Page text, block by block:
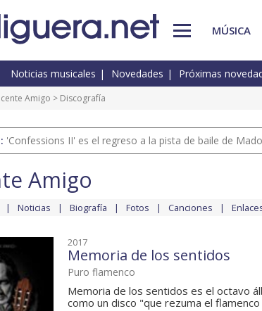
MÚSICA
Noticias musicales Novedades Próximas
Amigo > Discografía
'Confessions II' es el regreso a la pista de baile de
Amigo
Noticias Biografía Fotos Canciones
2017
Memoria de los sentidos
Puro flamenco
Memoria de los sentidos es el octavo
como un disco "que rezuma el flamenco